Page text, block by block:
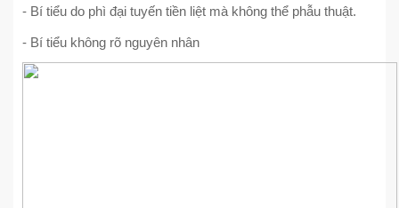
- Bí tiểu do phì đại tuyến tiền liệt mà không thể phẫu thuật.
- Bí tiểu không rõ nguyên nhân